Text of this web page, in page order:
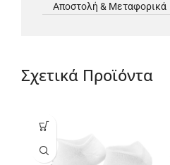
Αποστολή & Μεταφορικά
Σχετικά Προϊόντα